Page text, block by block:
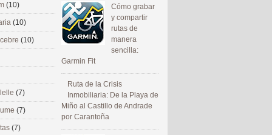
Cómo grabar
y compartir
rutas de
manera
sencilla:
Garmin Fit
Ruta de la Crisis
Inmobiliaria: De la Playa de
Miño al Castillo de Andrade
por Carantoña
(10)
(10)
(10)
(7)
(7)
(7)